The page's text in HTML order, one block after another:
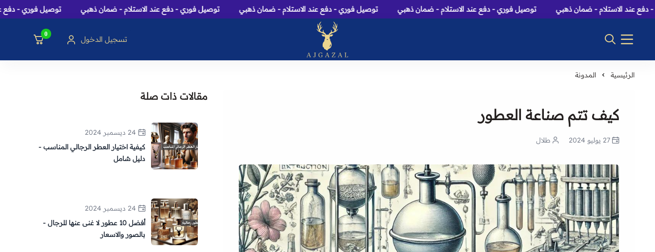
الاستلام - ضمان ذهبي توصيل فوري - دفع عند الاستلام - ضمان ذهبي توصيل فوري - دفع عند الاستلام - ضمان ذهبي توصيل فوري - دفع عند الاستلام - ضمان ذهبي توصيل فوري - دفع عند
عاج الغزال: متجر عطور، مسك، بخور و هدايا
0
تسجيل الدخول
الرئيسية المدونة
كيف تتم صناعة العطور
27 يوليو 2024 طلال
مقالات ذات صلة
24 ديسمبر 2024
كيفية اختيار العطر الرجالي المناسب -
دليل شامل
24 ديسمبر 2024
أفضل 10 عطور لا غنى عنها للرجال -
بالصور والاسعار